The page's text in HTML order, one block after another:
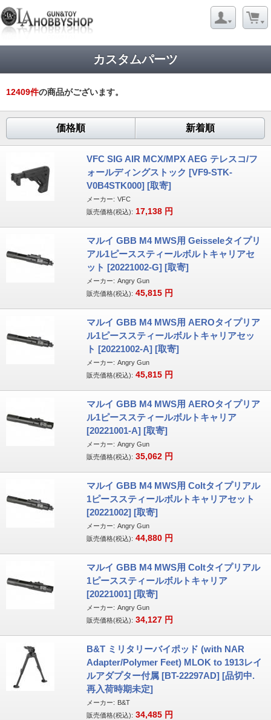
カスタムパーツ
12409件の商品がございます。
価格順 新着順
VFC SIG AIR MCX/MPX AEG テレスコ/フ
ォールディングストック [VF9-STK-
V0B4STK000] [取寄]
メーカー: VFC
販売価格(税込): 17,138 円
マルイ GBB M4 MWS用 Geisseleタイプリ
アル1ピーススティールボルトキャリアセ
ット [20221002-G] [取寄]
メーカー: Angry Gun
販売価格(税込): 45,815 円
マルイ GBB M4 MWS用 AEROタイプリア
ル1ピーススティールボルトキャリアセッ
ト [20221002-A] [取寄]
メーカー: Angry Gun
販売価格(税込): 45,815 円
マルイ GBB M4 MWS用 AEROタイプリア
ル1ピーススティールボルトキャリア
[20221001-A] [取寄]
メーカー: Angry Gun
販売価格(税込): 35,062 円
マルイ GBB M4 MWS用 Coltタイプリアル
1ピーススティールボルトキャリアセット
[20221002] [取寄]
メーカー: Angry Gun
販売価格(税込): 44,880 円
マルイ GBB M4 MWS用 Coltタイプリアル
1ピーススティールボルトキャリア
[20221001] [取寄]
メーカー: Angry Gun
販売価格(税込): 34,127 円
B&T ミリタリーバイポッド (with NAR
Adapter/Polymer Feet) MLOK to 1913レイ
ルアダプター付属 [BT-22297AD] [品切中.
再入荷時期未定]
メーカー: B&T
販売価格(税込): 34,485 円